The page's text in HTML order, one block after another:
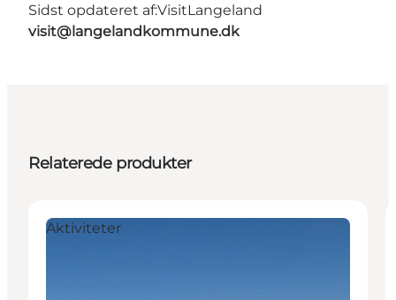
Sidst opdateret af:VisitLangeland
visit@langelandkommune.dk
Relaterede produkter
Aktiviteter